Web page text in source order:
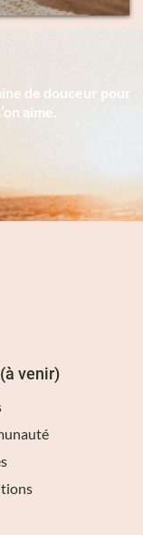
de douceur pour
aime.
venir)